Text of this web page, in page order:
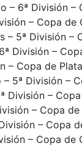
– 6ª División –
– Copa de
– 5ª División –
División –
– Copa de Plata
5ª División –
División –
– Copa de
– Copa
– Copa de